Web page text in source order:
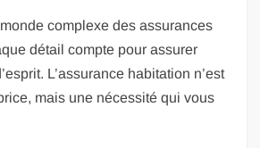
complexe des assurances
détail compte pour assurer
L’assurance habitation n’est
mais une nécessité qui vous